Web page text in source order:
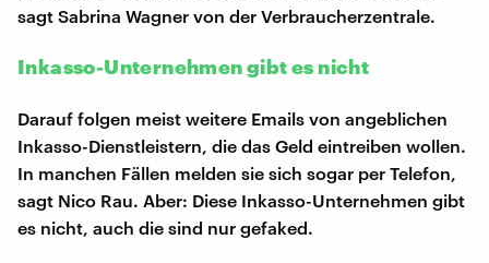
sagt Sabrina Wagner von der Verbraucherzentrale.
Inkasso-Unternehmen gibt es nicht
Darauf folgen meist weitere Emails von angeblichen
Inkasso-Dienstleistern, die das Geld eintreiben wollen.
In manchen Fällen melden sie sich sogar per Telefon,
sagt Nico Rau. Aber: Diese Inkasso-Unternehmen gibt
es nicht, auch die sind nur gefaked.